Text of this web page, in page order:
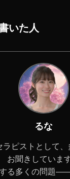
いた人
るな
ラピストとして
お聞きしています
る多くの問題